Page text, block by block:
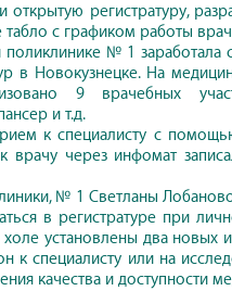
регистратуру,
с графиком работы
№ 1
в Новокузнецке. На
9 врачебных
и т.д.
к специалисту с
через инфомат
№ 1 Светланы
в регистратуре при
холе установлены два
к специалисту или на
качества и доступности